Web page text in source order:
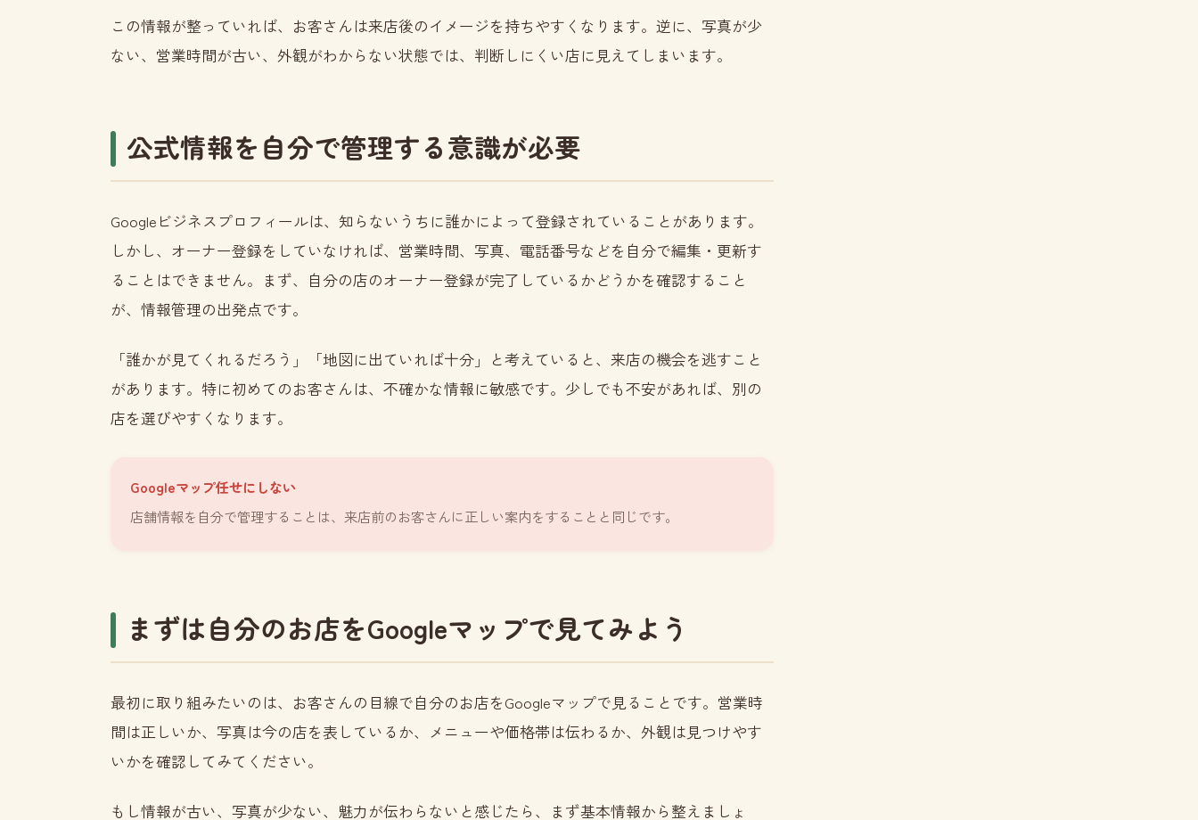
この情報が整っていれば、お客さんは来店後のイメージを持ちやすくなります。逆に、写真が少
ない、営業時間が古い、外観がわからない状態では、判断しにくい店に見えてしまいます。
公式情報を自分で管理する意識が必要
Googleビジネスプロフィールは、知らないうちに誰かによって登録されていることがあります。
しかし、オーナー登録をしていなければ、営業時間、写真、電話番号などを自分で編集・更新す
ることはできません。まず、自分の店のオーナー登録が完了しているかどうかを確認すること
が、情報管理の出発点です。
「誰かが見てくれるだろう」「地図に出ていれば十分」と考えていると、来店の機会を逃すこと
があります。特に初めてのお客さんは、不確かな情報に敏感です。少しでも不安があれば、別の
店を選びやすくなります。
Googleマップ任せにしない
店舗情報を自分で管理することは、来店前のお客さんに正しい案内をすることと同じです。
まずは自分のお店をGoogleマップで見てみよう
最初に取り組みたいのは、お客さんの目線で自分のお店をGoogleマップで見ることです。営業時
間は正しいか、写真は今の店を表しているか、メニューや価格帯は伝わるか、外観は見つけやす
いかを確認してみてください。
もし情報が古い、写真が少ない、魅力が伝わらないと感じたら、まず基本情報から整えましょ